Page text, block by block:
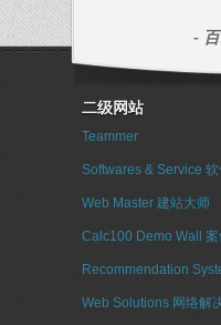
-
二级网站
Teammer
Softwares & Service
Web Master 建站大师
Calc100 Demo Wall 案
Recommendation
Web Solutions 网络解